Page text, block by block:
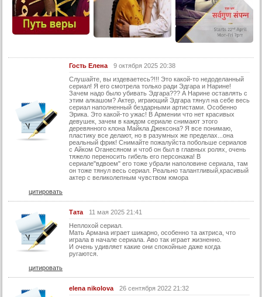
27 серия
28 серия
34 серия
38 серия
40 серия
41 серия
44 серия
Гость Елена
9 октября 2025 20:38
Слушайте, вы издеваетесь?!!! Это какой-то недоделанный
сериал! Я его смотрела только ради Эдгара и Нарине!
Зачем надо было убивать Эдгара??? А Нарине оставлять с
этим алкашом? Актер, играющий Эдгара тянул на себе весь
сериал наполненный бездарными артистами. Особенно
Эрика. Это какой-то ужас! В Армении что нет красивых
девушек, зачем в каждом сериале снимают этого
деревянного клона Майкла Джексона? Я все понимаю,
пластику все делают, но в разумных же пределах...она
реальный фрик! Снимайте пожалуйста побольше сериалов
с Айком Оганесяном и чтоб он был в главных ролях, очень
тяжело переносить гибель его персонажа! В
сериале"вдвоем" его тоже убрали наполовине сериала, там
он тоже тянул весь сериал. Реально талантливый,красивый
актер с великолепным чувством юмора
цитировать
Тата
11 мая 2025 21:41
Неплохой сериал.
Мать Армана играет шикарно, особенно та актриса, что
играла в начале сериала. Аво так играет жизненно.
И очень удивляет какие они спокойные даже когда
ругаются.
цитировать
elena nikolova 26 сентября 2022 21:32